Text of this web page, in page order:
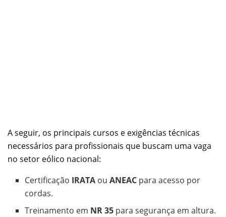
A seguir, os principais cursos e exigências técnicas
necessários para profissionais que buscam uma vaga
no setor eólico nacional:
Certificação IRATA ouANEAC para acesso por
cordas.
Treinamento em NR 35 para segurança em altura.